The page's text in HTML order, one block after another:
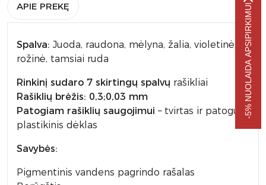
APIE PREKĘ
Spalva: Juoda, raudona, mėlyna, žalia, violetinė,
rožinė, tamsiai ruda
Rinkinį sudaro 7 skirtingų spalvų rašikliai
Rašiklių brėžis: 0,3;0,03 mm
Patogiam rašiklių saugojimui – tvirtas ir patogus
plastikinis dėklas
Savybės:
Pigmentinis vandens pagrindo rašalas
-5% NUOLAIDA APSIPIRKIMUI